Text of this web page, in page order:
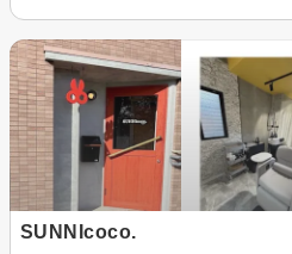
SUNNIcoco.